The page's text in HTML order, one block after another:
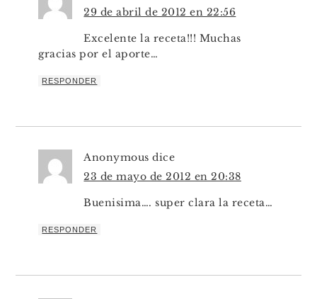
29 de abril de 2012 en 22:56
Excelente la receta!!! Muchas
gracias por el aporte…
RESPONDER
Anonymous dice
23 de mayo de 2012 en 20:38
Buenisima…. super clara la receta…
RESPONDER